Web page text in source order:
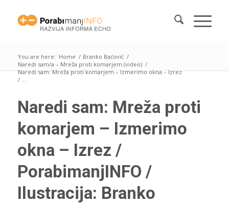
You are here: Home / Branko Baćović /
Naredi sam/a – Mreža proti komarjem (video) /
Naredi sam: Mreža proti komarjem – Izmerimo okna – Izrez
/ ...
Naredi sam: Mreža proti
komarjem – Izmerimo
okna – Izrez /
PorabimanjINFO /
Ilustracija: Branko